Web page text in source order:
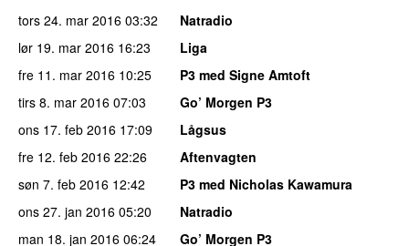
tors 24. mar 2016 03:32
Natradio
lør 19. mar 2016 16:23
Liga
fre 11. mar 2016 10:25
P3 med Signe Amtoft
tirs 8. mar 2016 07:03
Go’ Morgen P3
ons 17. feb 2016 17:09
Lågsus
fre 12. feb 2016 22:26
Aftenvagten
søn 7. feb 2016 12:42
P3 med Nicholas Kawamura
ons 27. jan 2016 05:20
Natradio
man 18. jan 2016 06:24
Go’ Morgen P3